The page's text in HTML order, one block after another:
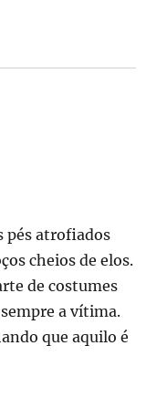
pés atrofiados
cheios de elos.
de costumes
a vítima.
que aquilo é